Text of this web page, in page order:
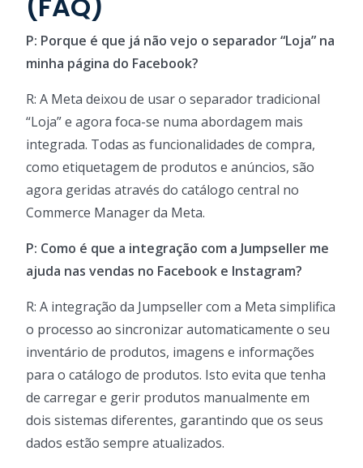
P: Porque é que já não vejo o separador “Loja” na
minha página do Facebook?
R: A Meta deixou de usar o separador tradicional
“Loja” e agora foca-se numa abordagem mais
integrada. Todas as funcionalidades de compra,
como etiquetagem de produtos e anúncios, são
agora geridas através do catálogo central no
Commerce Manager da Meta.
P: Como é que a integração com a Jumpseller me
ajuda nas vendas no Facebook e Instagram?
R: A integração da Jumpseller com a Meta simplifica
o processo ao sincronizar automaticamente o seu
inventário de produtos, imagens e informações
para o catálogo de produtos. Isto evita que tenha
de carregar e gerir produtos manualmente em
dois sistemas diferentes, garantindo que os seus
dados estão sempre atualizados.